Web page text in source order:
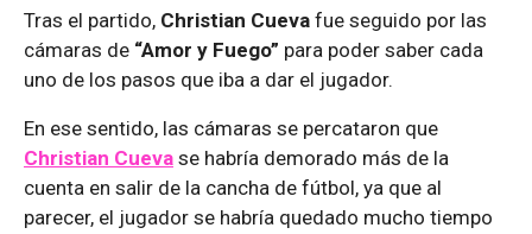
Tras el partido, Christian Cueva fue seguido por las
cámaras de “Amor y Fuego” para poder saber cada
uno de los pasos que iba a dar el jugador.
En ese sentido, las cámaras se percataron que
Christian Cueva se habría demorado más de la
cuenta en salir de la cancha de fútbol, ya que al
parecer, el jugador se habría quedado mucho tiempo